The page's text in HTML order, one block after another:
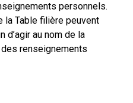
personnels.
la Table filière peuvent
d’agir au nom de la
renseignements